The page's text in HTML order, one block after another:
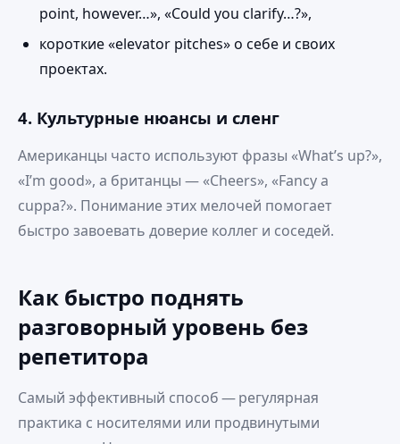
point, however…», «Could you clarify…?»,
короткие «elevator pitches» о себе и своих
проектах.
4. Культурные нюансы и сленг
Американцы часто используют фразы «What’s up?»,
«I’m good», а британцы — «Cheers», «Fancy a
cuppa?». Понимание этих мелочей помогает
быстро завоевать доверие коллег и соседей.
Как быстро поднять
разговорный уровень без
репетитора
Самый эффективный способ — регулярная
практика с носителями или продвинутыми